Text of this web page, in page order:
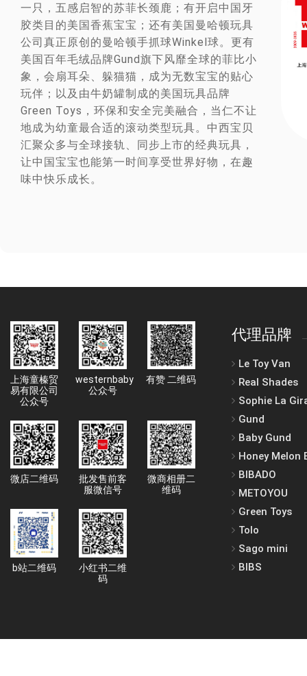
一只，五感启智的苏菲长颈鹿；有开启中国牙
胶类目的美国香蕉宝宝；还有美国曼哈顿玩具
公司真正原创的曼哈顿手抓球Winkel球。更有
美国百年毛绒品牌Gund旗下风靡全球的菲比小
象，会扇耳朵、躲猫猫，成为无数宝宝的贴心
玩伴；以及由牛奶罐制成的美国玩具品牌
Green Toys，环保和安全完美融合，当仁不让
地成为幼童最合适的滚动类型玩具。中西宝贝
汇聚众多与全球接轨、同步上市的经典玩具，
让中国宝宝也能第一时间享受世界好物，在趣
味中快乐成长。
上海童榛贸
易有限公司
公众号
westernbaby
公众号
有赞 二维码
微店二维码
批发售前客
服微信号
微商相册二
维码
b站二维码
小红书二维
码
代理品牌
Le Toy Van
Real Shades
Sophie La
Gund
Baby Gund
Honey Melon
BIBADO
METOYOU
Green Toys
Tolo
Sago mini
BIBS